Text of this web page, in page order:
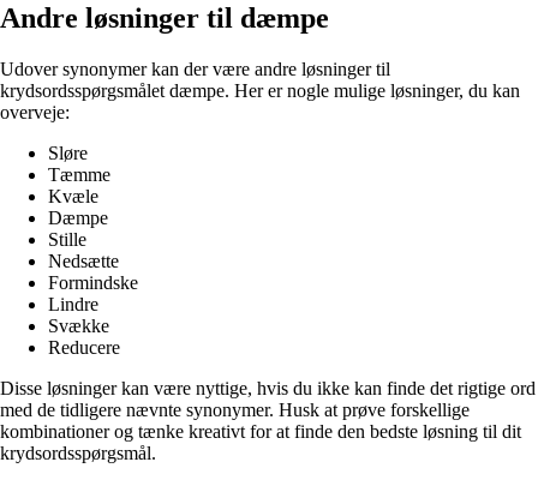
Andre løsninger til dæmpe
Udover synonymer kan der være andre løsninger til
krydsordsspørgsmålet dæmpe. Her er nogle mulige løsninger, du kan
overveje:
Sløre
Tæmme
Kvæle
Dæmpe
Stille
Nedsætte
Formindske
Lindre
Svække
Reducere
Disse løsninger kan være nyttige, hvis du ikke kan finde det rigtige ord
med de tidligere nævnte synonymer. Husk at prøve forskellige
kombinationer og tænke kreativt for at finde den bedste løsning til dit
krydsordsspørgsmål.